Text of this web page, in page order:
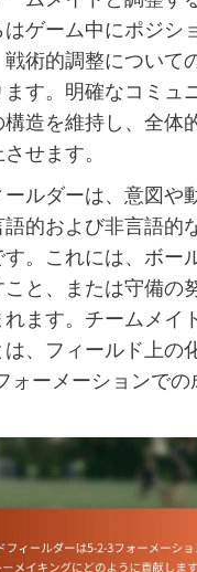
ゲーム中にポジシ
術的調整について
す。明確なコミュ
造を維持し、全体
せます。
ルダーは、意図や
的および非言語的
。これには、ボー
こと、または守備の
ます。チームメイ
、フィールド上の
ォーメーションでの